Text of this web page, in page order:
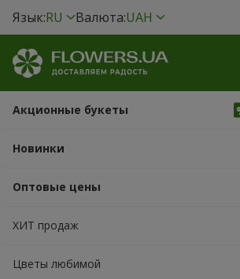
Язык:RU Валюта:UAH
Акционные букеты
Новинки
Оптовые цены
ХИТ продаж
Цветы любимой